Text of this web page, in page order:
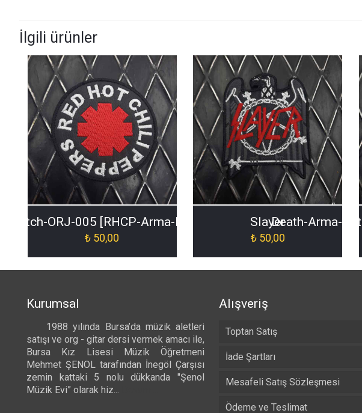
İlgili ürünler
Patch-ORJ-005 [RHCP-Arma-Patch-ORJ-005]
₺ 50,00
Slayer
₺50,00
Death-Arma-
Kurumsal
1988 yılında Bursa’da müzik aletleri
satışı ve org - gitar dersi vermek amacı ile,
Bursa Kız Lisesi Müzik Öğretmeni
Mehmet ŞENOL tarafından İnegöl Çarşısı
zemin kattaki 5 nolu dükkanda "Şenol
Müzik Evi” olarak hiz...
Alışveriş
Toptan Satış
İade Şartları
Mesafeli Satış Sözleşmesi
Ödeme ve Teslimat